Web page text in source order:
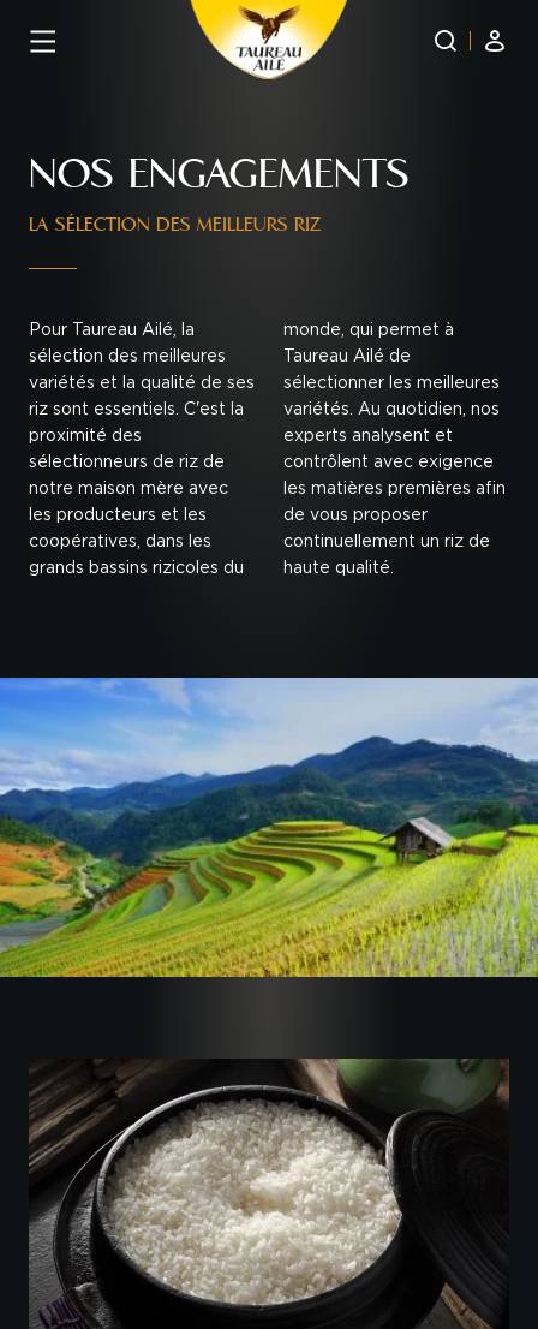
Panneau de gestion des cookies
NOS ENGAGEMENTS
LA SÉLECTION DES MEILLEURS RIZ
Pour Taureau Ailé, la
sélection des meilleures
variétés et la qualité de ses
riz sont essentiels. C'est la
proximité des
sélectionneurs de riz de
notre maison mère avec
les producteurs et les
coopératives, dans les
grands bassins rizicoles du
monde, qui permet à
Taureau Ailé de
sélectionner les meilleures
variétés. Au quotidien, nos
experts analysent et
contrôlent avec exigence
les matières premières afin
de vous proposer
continuellement un riz de
haute qualité.